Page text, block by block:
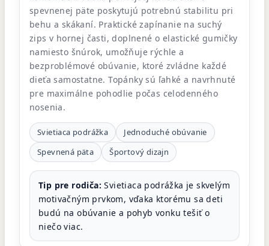
spevnenej päte poskytujú potrebnú stabilitu pri
behu a skákaní. Praktické zapínanie na suchý
zips v hornej časti, doplnené o elastické gumičky
namiesto šnúrok, umožňuje rýchle a
bezproblémové obúvanie, ktoré zvládne každé
dieťa samostatne. Topánky sú ľahké a navrhnuté
pre maximálne pohodlie počas celodenného
nosenia.
Svietiaca podrážka
Jednoduché obúvanie
Spevnená päta
Športový dizajn
Tip pre rodiča: Svietiaca podrážka je skvelým
motivačným prvkom, vďaka ktorému sa deti
budú na obúvanie a pohyb vonku tešiť o
niečo viac.